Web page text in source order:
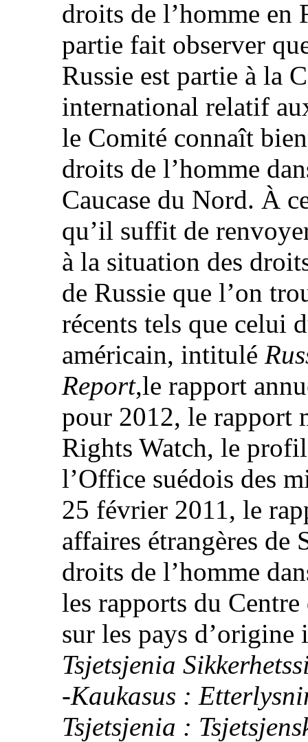
droits de l’homme en
partie fait observer
Russie est partie à la
international relatif
le Comité connaît
droits de l’homme
Caucase du Nord. À
qu’il suffit de
à la situation des
de Russie que l’on
récents tels que celui
américain, intitulé
Report,le rapport
pour 2012, le rapport
Rights Watch, le
l’Office suédois des
25 février 2011, le
affaires étrangères de
droits de l’homme
les rapports du
sur les pays
Tsjetsjenia
‑Kaukasus :
Tsjetsjenia :